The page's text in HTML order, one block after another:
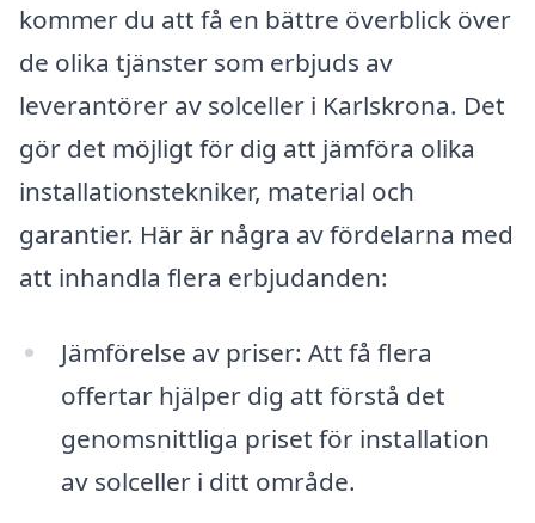
kommer du att få en bättre överblick över
de olika tjänster som erbjuds av
leverantörer av solceller i Karlskrona. Det
gör det möjligt för dig att jämföra olika
installationstekniker, material och
garantier. Här är några av fördelarna med
att inhandla flera erbjudanden:
Jämförelse av priser: Att få flera
offertar hjälper dig att förstå det
genomsnittliga priset för installation
av solceller i ditt område.